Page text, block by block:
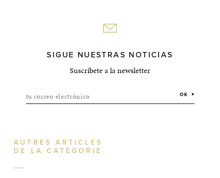
SIGUE NUESTRAS NOTICIAS
Suscríbete a la newsletter
tu correo electrónico OK
AUTRES ARTICLES
DE LA CATÉGORIE